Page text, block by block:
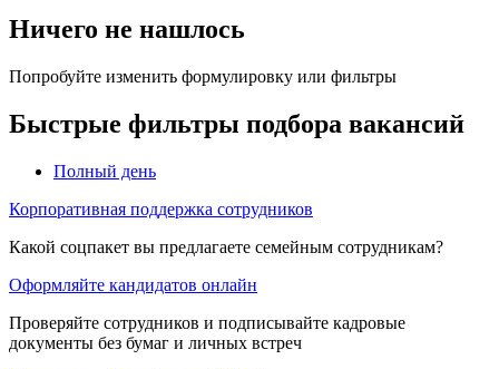
Ничего не нашлось
Попробуйте изменить формулировку или фильтры
Быстрые фильтры подбора вакансий
Полный день
Корпоративная поддержка сотрудников
Какой соцпакет вы предлагаете семейным сотрудникам?
Оформляйте кандидатов онлайн
Проверяйте сотрудников и подписывайте кадровые
документы без бумаг и личных встреч